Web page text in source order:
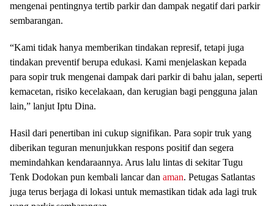
mengenai pentingnya tertib parkir dan dampak negatif dari parkir
sembarangan.
“Kami tidak hanya memberikan tindakan represif, tetapi juga
tindakan preventif berupa edukasi. Kami menjelaskan kepada
para sopir truk mengenai dampak dari parkir di bahu jalan, seperti
kemacetan, risiko kecelakaan, dan kerugian bagi pengguna jalan
lain,” lanjut Iptu Dina.
Hasil dari penertiban ini cukup signifikan. Para sopir truk yang
diberikan teguran menunjukkan respons positif dan segera
memindahkan kendaraannya. Arus lalu lintas di sekitar Tugu
Tenk Dodokan pun kembali lancar dan aman. Petugas Satlantas
juga terus berjaga di lokasi untuk memastikan tidak ada lagi truk